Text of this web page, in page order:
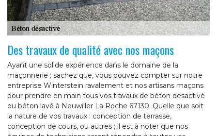
Des travaux de qualité avec nos maçons
Ayant une solide expérience dans le domaine de la
maçonnerie ; sachez que, vous pouvez compter sur notre
entreprise Winterstein ravalement et nos artisans maçons
pour prendre en main tous vos travaux de béton désactivé
ou béton lavé à Neuwiller La Roche 67130. Quelle que soit
la nature de vos travaux : conception de terrasse,
conception de cours, ou autres ; il est à noter que nos